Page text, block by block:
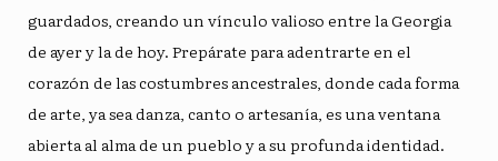
guardados, creando un vínculo valioso entre la Georgia
de ayer y la de hoy. Prepárate para adentrarte en el
corazón de las costumbres ancestrales, donde cada forma
de arte, ya sea danza, canto o artesanía, es una ventana
abierta al alma de un pueblo y a su profunda identidad.